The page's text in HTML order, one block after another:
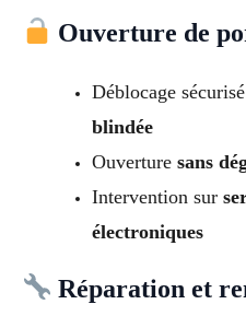
Ouverture de
Déblocage
blindée
Ouverture sans
Intervention sur
électroniques
Réparation et